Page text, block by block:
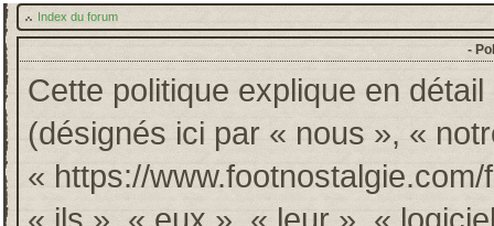
Index du forum
-
Cette politique explique en
(désignés ici par « nous », «
« https://